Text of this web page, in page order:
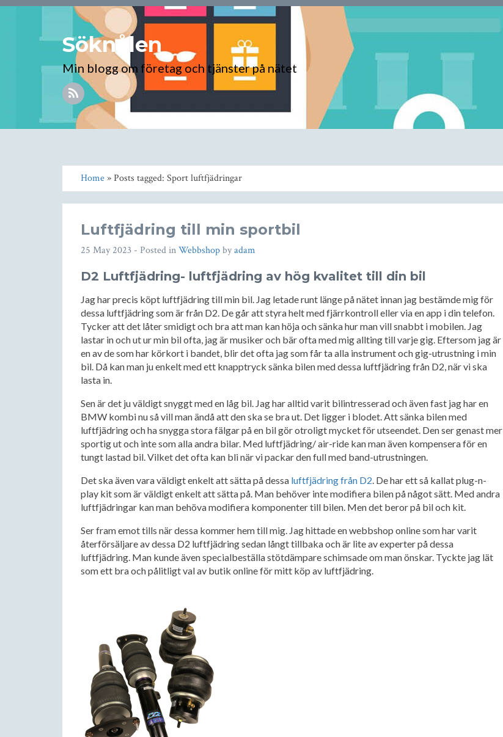
Söknålen
Min blogg om företag och tjänster på nätet
Home» Posts tagged: Sport luftfjädringar
Luftfjädring till min sportbil
25 May 2023 - Posted inWebbshopbyadam
D2 Luftfjädring- luftfjädring av hög kvalitet till din bil
Jag har precis köpt luftfjädring till min bil. Jag letade runt länge på nätet innan jag bestämde mig för
dessa luftfjädring som är från D2. De går att styra helt med fjärrkontroll eller via en app i din telefon.
Tycker att det låter smidigt och bra att man kan höja och sänka hur man vill snabbt i mobilen. Jag
lastar in och ut ur min bil ofta, jag är musiker och bär ofta med mig allting till varje gig. Eftersom jag är
en av de som har körkort i bandet, blir det ofta jag som får ta alla instrument och gig-utrustning i min
bil. Då kan man ju enkelt med ett knapptryck sänka bilen med dessa luftfjädring från D2, när vi ska
lasta in.
Sen är det ju väldigt snyggt med en låg bil. Jag har alltid varit bilintresserad och även fast jag har en
BMW kombi nu så vill man ändå att den ska se bra ut. Det ligger i blodet. Att sänka bilen med
luftfjädring och ha snygga stora fälgar på en bil gör otroligt mycket för utseendet. Den ser genast mer
sportig ut och inte som alla andra bilar. Med luftfjädring/ air-ride kan man även kompensera för en
tungt lastad bil. Vilket det ofta kan bli när vi packar den full med band-utrustningen.
Det ska även vara väldigt enkelt att sätta på dessa luftfjädring från D2. De har ett så kallat plug-n-
play kit som är väldigt enkelt att sätta på. Man behöver inte modifiera bilen på något sätt. Med andra
luftfjädringar kan man behöva modifiera komponenter till bilen. Men det beror på bil och kit.
Ser fram emot tills när dessa kommer hem till mig. Jag hittade en webbshop online som har varit
återförsäljare av dessa D2 luftfjädring sedan långt tillbaka och är lite av experter på dessa
luftfjädring. Man kunde även specialbeställa stötdämpare schimsade om man önskar. Tyckte jag lät
som ett bra och pålitligt val av butik online för mitt köp av luftfjädring.